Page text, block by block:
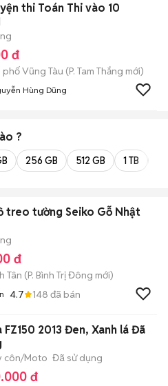
thi Toán Thi vào 10
đ
phố Vũng Tàu (P. Tam Thắng mới)
Hùng Dũng
?
256 GB 512 GB 1 TB
treo tường Seiko Gỗ Nhật
đ
Tân (P. Bình Trị Đông mới)
4.7 148 đã bán
FZ150 2013 Đen, Xanh lá Đã
côn/Moto Đã sử dụng
đ